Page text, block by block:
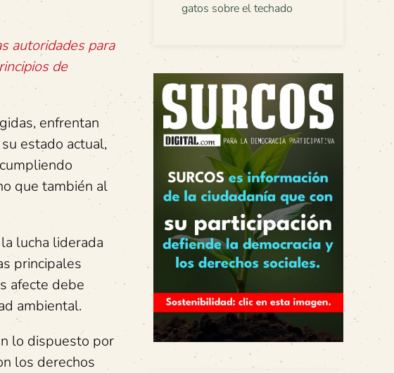
autoridades para
de
enfrentan
estado actual,
que también al
lucha liderada
principales
afecte debe
ambiental.
lo dispuesto por
los derechos
gatos sobre el techado